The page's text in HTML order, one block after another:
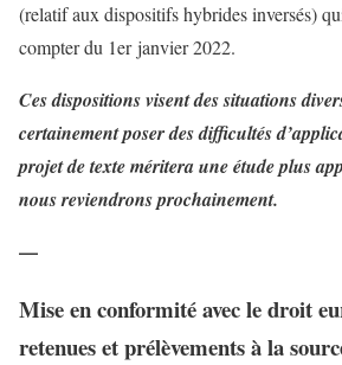
(relatif aux dispositifs hybrides inversés)
compter du 1er janvier 2022.
Ces dispositions visent des situations
certainement poser des difficultés
projet de texte méritera une étude plus
nous reviendrons prochainement.
—
Mise en conformité avec le droit
retenues et prélèvements à la